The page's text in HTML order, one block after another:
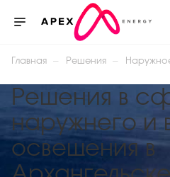
Главная — Решения —
Решения в
наружнего и
освещения в